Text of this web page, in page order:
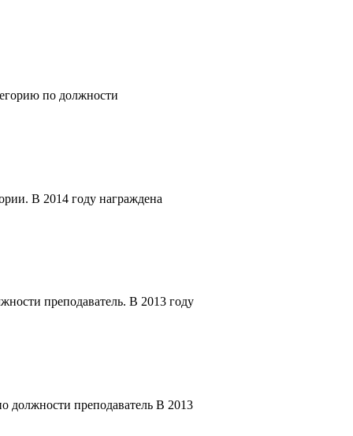
по должности
В 2014 году награждена
преподаватель. В 2013 году
должности преподаватель В 2013